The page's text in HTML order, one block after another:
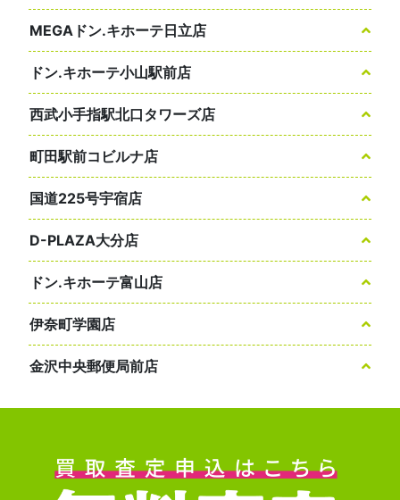
MEGAドン.キホーテ日立店
ドン.キホーテ小山駅前店
西武小手指駅北口タワーズ店
町田駅前コビルナ店
国道225号宇宿店
D-PLAZA大分店
ドン.キホーテ富山店
伊奈町学園店
金沢中央郵便局前店